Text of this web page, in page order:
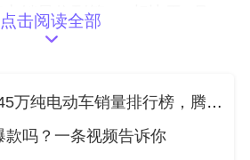
销量位列第7。相比于9月，
增加了1817辆。
点击阅读全部
2025年8月40-45万纯电动车销量排行榜，腾势D9位居第二，第一名你绝对想不到
款吗？一条视频告诉你